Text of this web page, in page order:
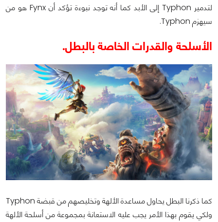
لتدمير Typhon إلى الأبد كما أنه توجد نبوءة تؤكد أن Fynx هو من
سيهزم Typhon.
الأسلحة والقدرات الخاصة بالبطل.
كما ذكرنا البطل يحاول مساعدة الألهة وتخليصهم من قبضة Typhon
ولكي يقوم بهذا الأمر يجب عليه الاستعانة بمجموعة من أسلحة الألهة